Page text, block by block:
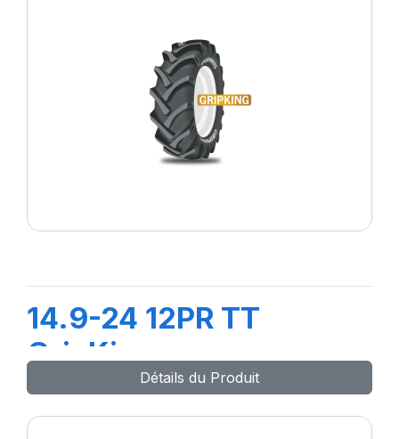
14.9-24 12PR TT
GripKing
Détails du Produit